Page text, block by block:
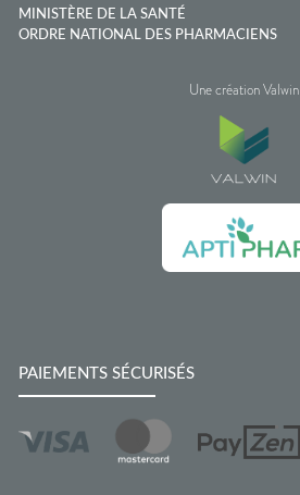
MINISTÈRE DE LA SANTÉ
ORDRE NATIONAL DES PHARMACIENS
Une création Valwin
PAIEMENTS SÉCURISÉS